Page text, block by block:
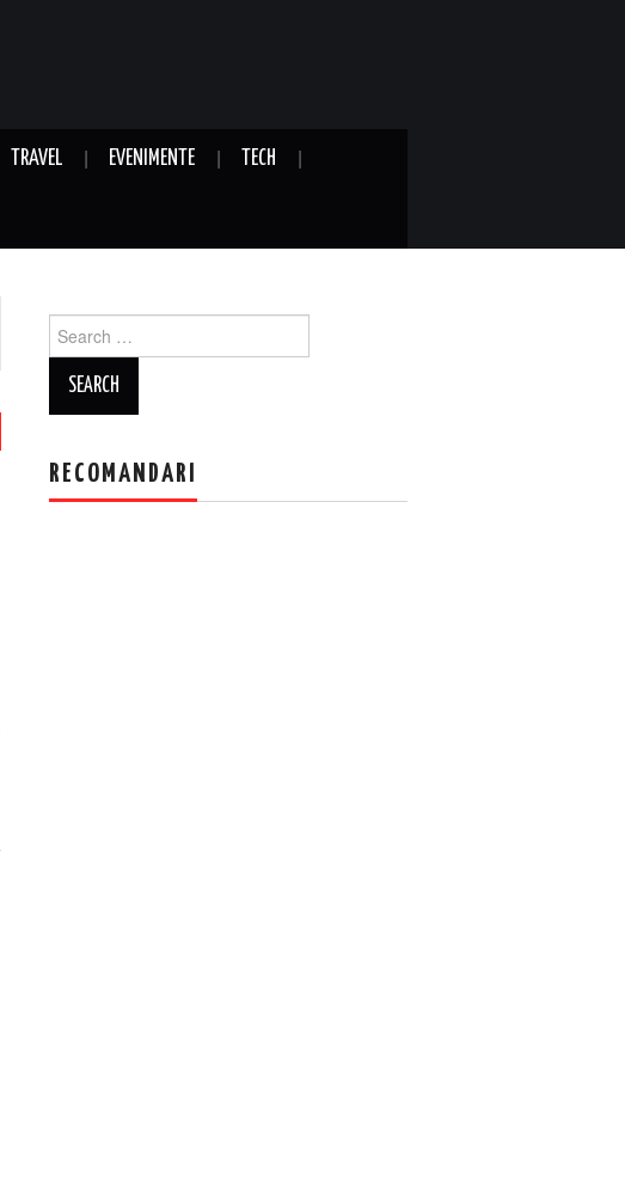
TRAVEL EVENIMENTE TECH
for:
RECOMANDARI